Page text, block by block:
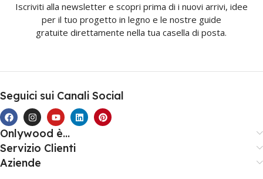
Iscriviti alla newsletter e scopri prima di i nuovi arrivi, idee
per il tuo progetto in legno e le nostre guide
gratuite direttamente nella tua casella di posta.
Seguici sui Canali Social
Onlywood è...
Servizio Clienti
Aziende